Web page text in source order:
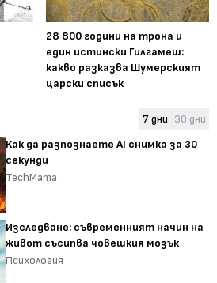
28 800 години на трона и
един истински Гилгамеш:
какво разказва Шумерският
царски списък
7 дни 30 дни
Как да разпознаете AI снимка за 30
секунди
TechMama
Изследване: съвременният начин на
живот съсипва човешкия мозък
Психология